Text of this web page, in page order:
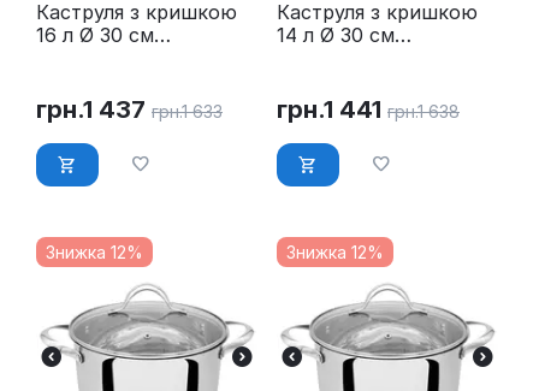
Каструля з кришкою
16 л Ø 30 см
грн.1 437 грн.1 633
Каструля з кришкою
14 л Ø 30 см
грн.1 441 грн.1 638
Знижка 12% Знижка 12%